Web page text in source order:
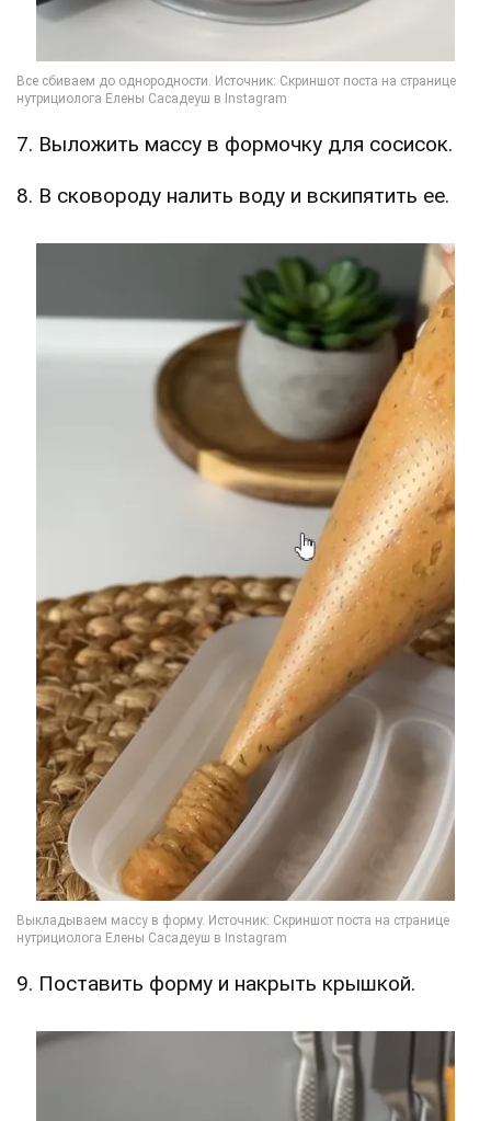
7. Выложить массу в формочку для сосисок.
8. В сковороду налить воду и вскипятить ее.
9. Поставить форму и накрыть крышкой.